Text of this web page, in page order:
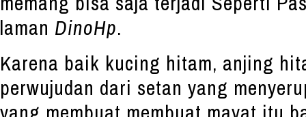
laman DinoHp.
Karena baik kucing hitam, anjing
perwujudan dari setan yang